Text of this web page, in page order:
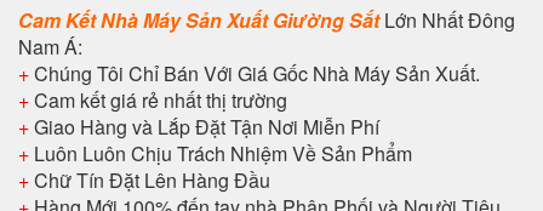
Cam Kết Nhà Máy Sản Xuất Giường SắtLớn Nhất Đông
Nam Á:
+Chúng Tôi Chỉ Bán Với Giá Gốc Nhà Máy Sản Xuất.
+Cam kết giá rẻ nhất thị trường
+Giao Hàng và Lắp Đặt Tận Nơi Miễn Phí
+ Luôn Luôn Chịu Trách Nhiệm Về Sản Phẩm
+Chữ Tín Đặt Lên Hàng Đầu